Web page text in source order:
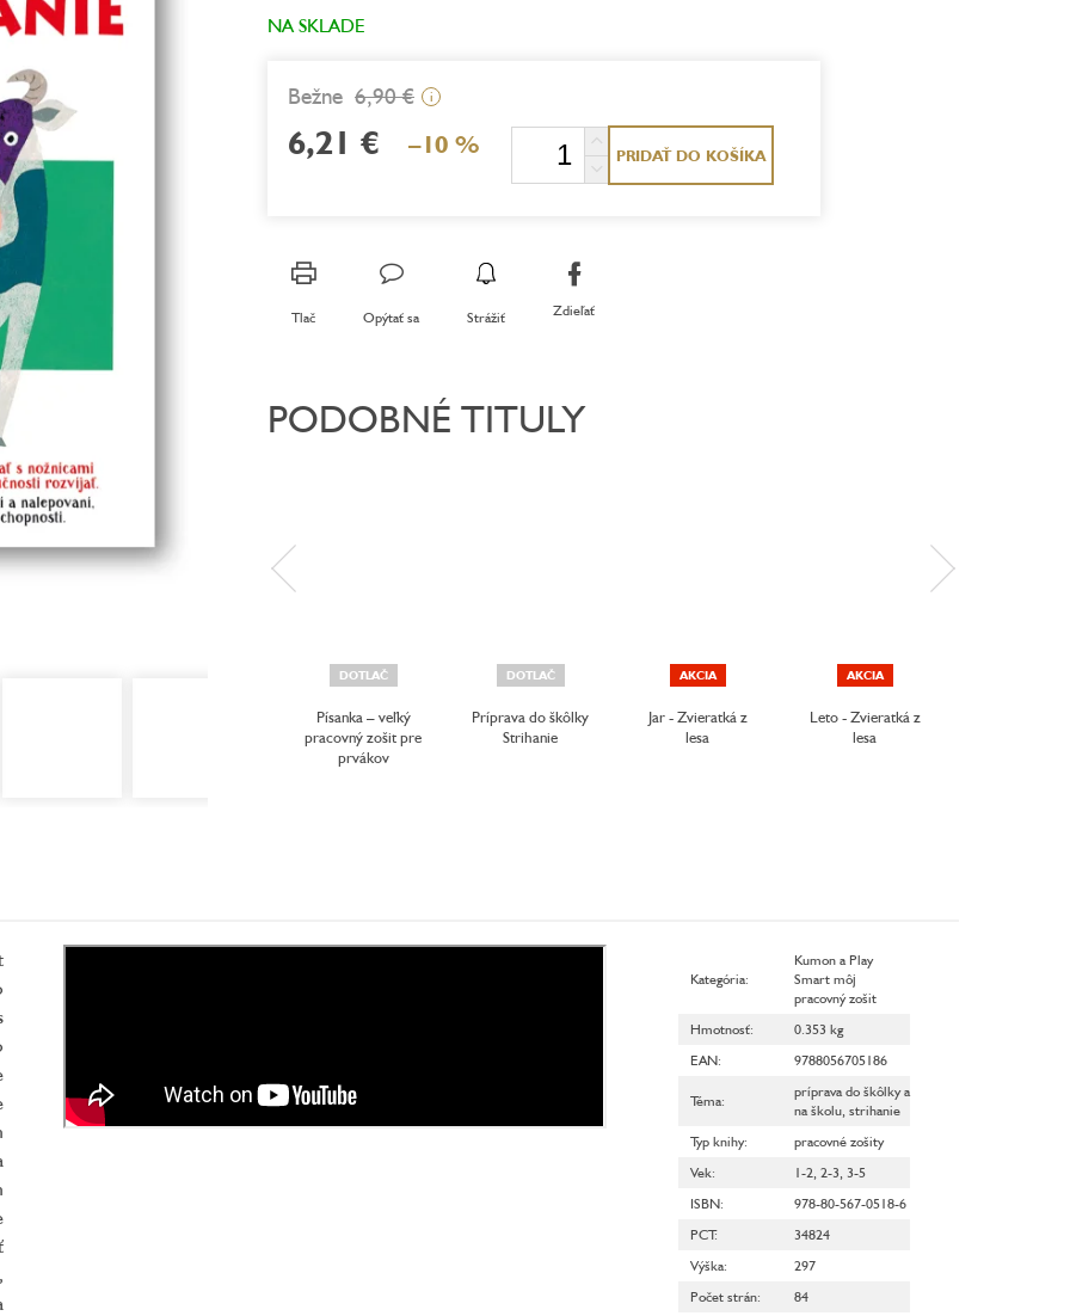
NA SKLADE
6,90 € i
6,21 € –10 % PRIDAŤ DO KOŠÍKA
Tlač Opýtať sa Strážiť Zdieľať
PODOBNÉ TITULY
DOTLAČ
Písanka – veľký
pracovný zošit pre
prvákov
DOTLAČ
Príprava do škôlky
Strihanie
AKCIA
Jar - Zvieratká z
lesa
AKCIA
Leto - Zvieratká z
lesa
Kategória:
Kumon a Play
Smart môj
pracovný zošit
Hmotnosť:
0.353 kg
EAN: 9788056705186
Téma:
príprava do škôlky a
na školu, strihanie
Typ knihy:
pracovné zošity
Vek: 1-2, 2-3, 3-5
ISBN:
978-80-567-0518-6
PCT:
34824
Výška:
297
Počet strán:
84